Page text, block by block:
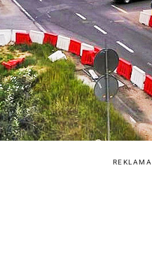
REKLAMA